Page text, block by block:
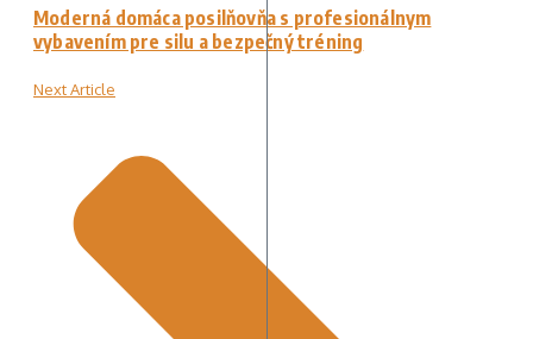
Moderná domáca posilňovňa s profesionálnym
vybavením pre silu a bezpečný tréning
Next Article